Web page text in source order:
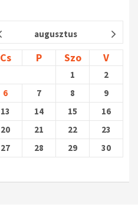
augusztus
Cs P Szo V
1
2
6 7 8
9
13 14 15
16
20 21 22
23
27 28 29
30